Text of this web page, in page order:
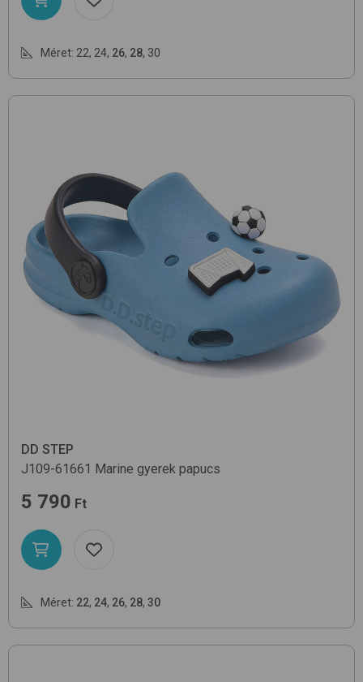
Méret: 22, 24, 26, 28, 30
DD STEP
J109-61661 Marine gyerek papucs
5 790 Ft
Méret: 22, 24, 26, 28, 30